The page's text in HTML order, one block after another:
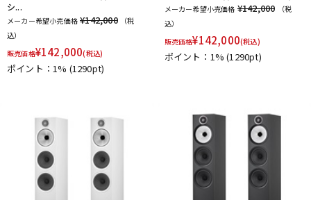
シ...
メーカー希望小売価格 ¥142,000
（税
込）
販売価格¥142,000(税込)
ポイント：1% (1290pt)
メーカー希望小売価格 ¥142,000
（税
込）
販売価格¥142,000(税込)
ポイント：1%(1290pt)